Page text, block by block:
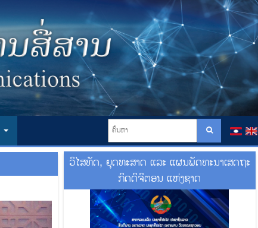
ວິໄສທັດ, ຍຸດທະສາດ ແລະ ແຜນພັດທະນາເສດຖະ
ກິດດິຈິຕອນ ແຫ່ງຊາດ